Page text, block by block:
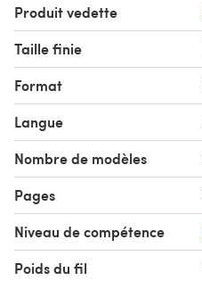
Produit vedette
Taille finie
Format
Langue
Nombre de modèles
Pages
Niveau de compétence
Poids du fil